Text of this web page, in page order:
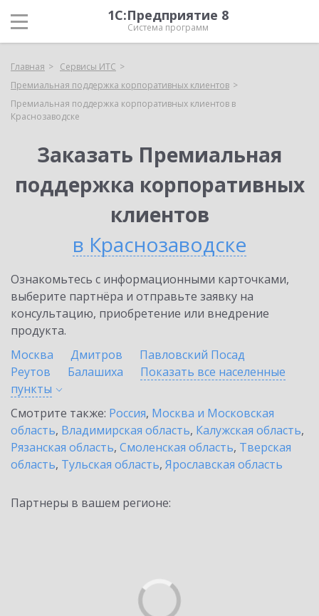
1С:Предприятие 8
Система программ
Главная
Сервисы ИТС
Премиальная поддержка корпоративных клиентов
Премиальная поддержка корпоративных клиентов в
Краснозаводске
Заказать Премиальная
поддержка корпоративных
клиентов
в Краснозаводске
Ознакомьтесь с информационными карточками,
выберите партнёра и отправьте заявку на
консультацию, приобретение или внедрение
продукта.
Москва
Дмитров
Павловский Посад
Реутов
Балашиха
Показать все населенные
пункты
Смотрите также: Россия, Москва и Московская
область, Владимирская область, Калужская область,
Рязанская область, Смоленская область, Тверская
область, Тульская область, Ярославская область
Партнеры в вашем регионе: